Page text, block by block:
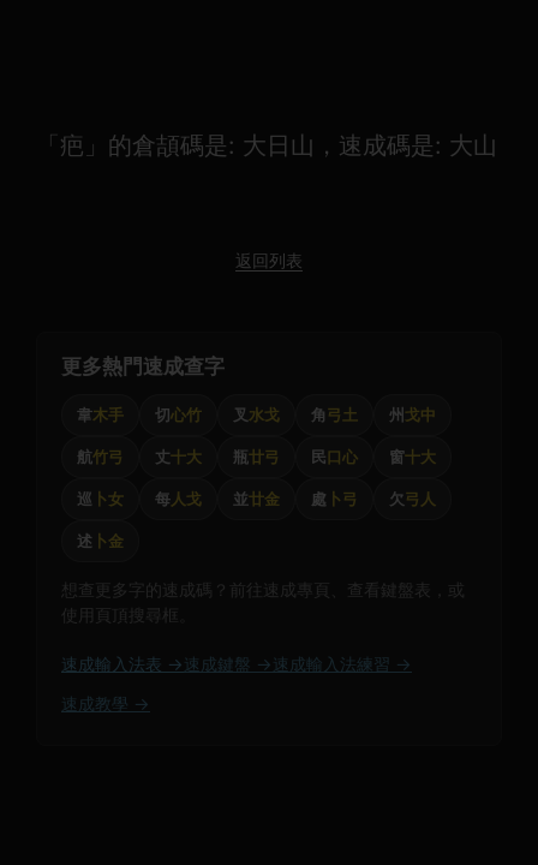
「疤」的倉頡碼是: 大日山，速成碼是: 大山
返回列表
更多熱門速成查字
韋木手 切心竹 叉 水戈 角弓土 州 戈中
航竹弓 丈十大 瓶廿弓 民口心 窗十大
巡 卜女 每人戈 並廿金 處 卜弓 欠弓人
述 卜金
想查更多字的速成碼？前往速成專頁、查看鍵盤表，或
使用頁頂搜尋框。
速成輸入法表 → 速成鍵盤 → 速成輸入法練習 →
速成教學 →